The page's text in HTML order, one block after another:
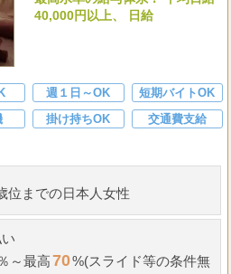
バック率最大70%を実現しまし
た！ メンズエステ業界における
掛け持ちOK
交通費支給
位までの日本人女性